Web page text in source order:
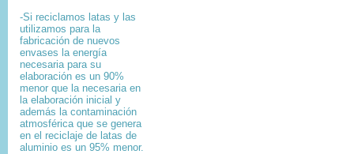
-Si reciclamos latas y las
utilizamos para la
fabricación de nuevos
envases la energía
necesaria para su
elaboración es un 90%
menor que la necesaria en
la elaboración inicial y
además la contaminación
atmosférica que se genera
en el reciclaje de latas de
aluminio es un 95% menor.